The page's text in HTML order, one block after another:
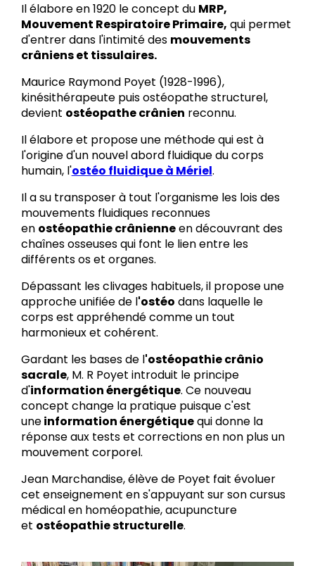
Il élabore en 1920 le concept du MRP,
Mouvement Respiratoire Primaire, qui permet
d'entrer dans l'intimité des mouvements
crâniens et tissulaires.
Maurice Raymond Poyet (1928-1996),
kinésithérapeute puis ostéopathe structurel,
devient ostéopathe crânien reconnu.
Il élabore et propose une méthode qui est à
l'origine d'un nouvel abord fluidique du corps
humain, l'ostéo fluidique à Mériel.
Il a su transposer à tout l'organisme les lois des
mouvements fluidiques reconnues
en ostéopathie crânienneen découvrant des
chaînes osseuses qui font le lien entre les
différents os et organes.
Dépassant les clivages habituels, il propose une
approche unifiée de l'ostéo dans laquelle le
corps est appréhendé comme un tout
harmonieux et cohérent.
Gardant les bases de l'ostéopathie crânio
sacrale, M. R Poyet introduit le principe
d'information énergétique. Ce nouveau
concept change la pratique puisque c'est
uneinformation énergétiquequi donne la
réponse aux tests et corrections en non plus un
mouvement corporel.
Jean Marchandise, élève de Poyet fait évoluer
cet enseignement en s'appuyant sur son cursus
médical en homéopathie, acupuncture
et ostéopathie structurelle.